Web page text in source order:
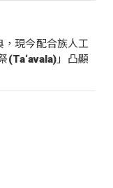
，現今配合族人工
(Ta‘avala)」凸顯